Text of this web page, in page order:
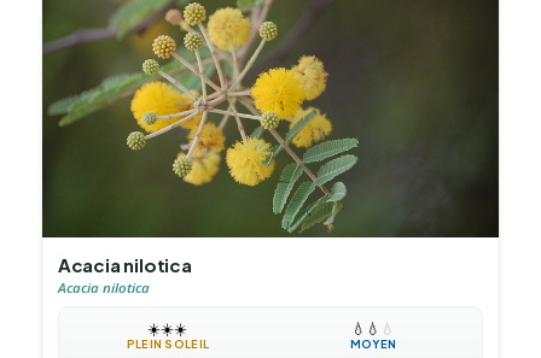
Acacia nilotica
Acacia nilotica
☀️☀️☀️
PLEIN SOLEIL
💧 💧 💧
MOYEN